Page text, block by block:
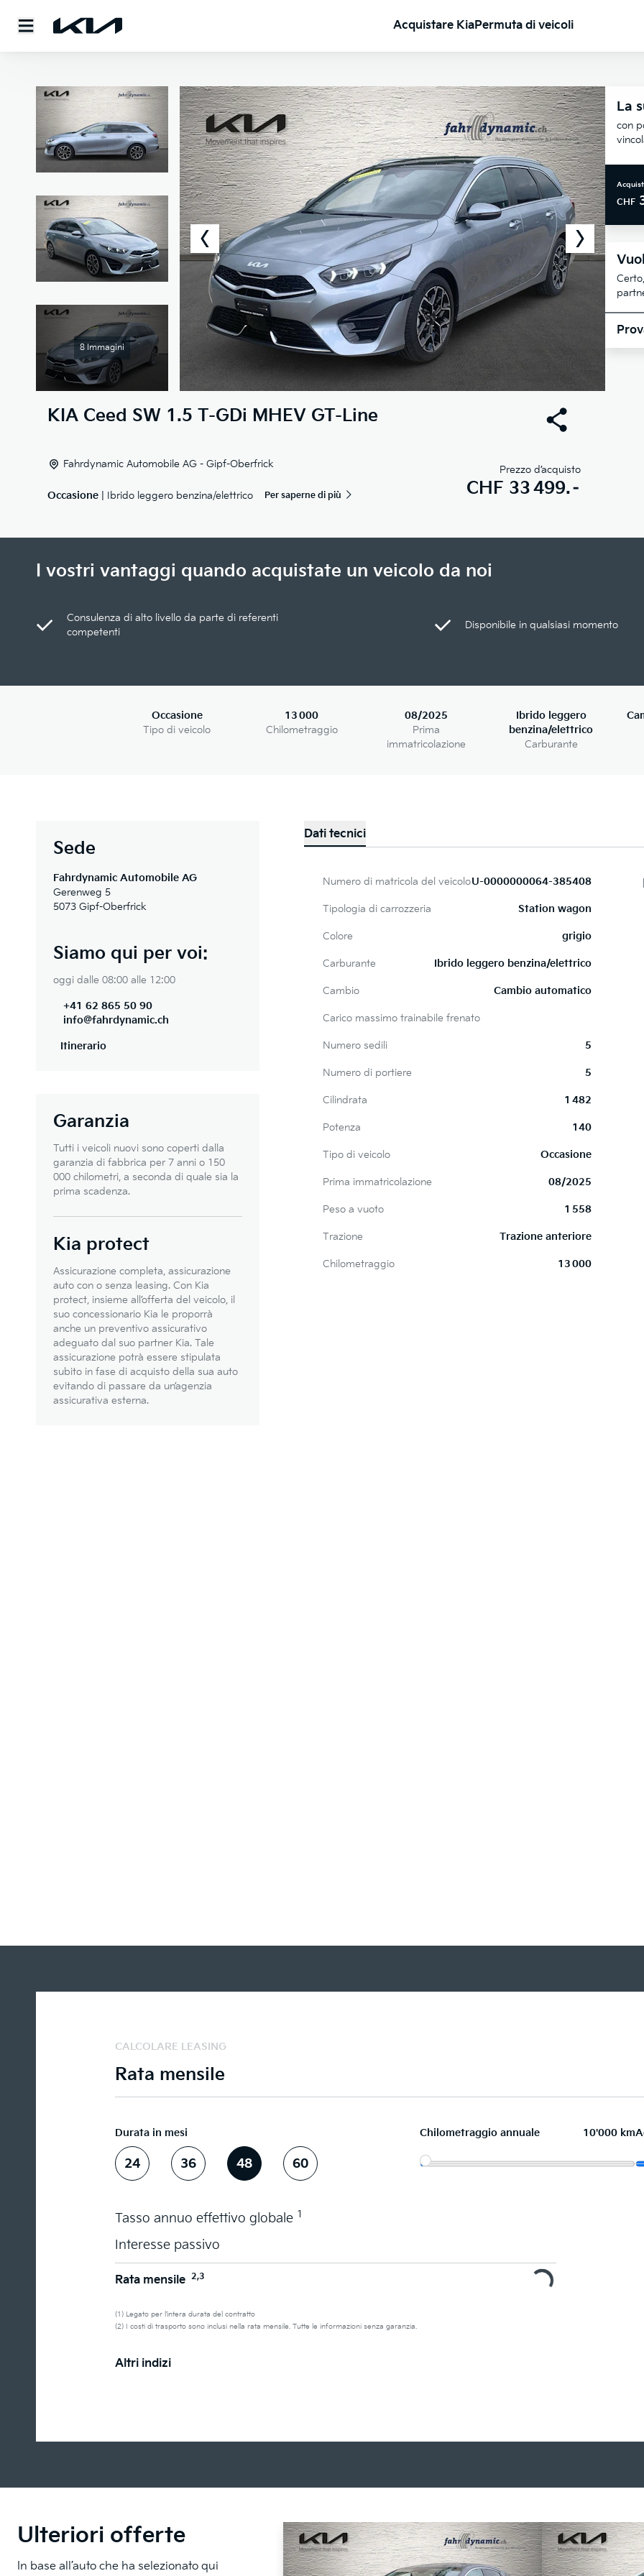
Acquistare KiaPermuta di veicoli
8 Immagini
KIA Ceed SW 1.5 T-GDi MHEV GT-Line
Fahrdynamic Automobile AG - Gipf-Oberfrick
Occasione | Ibrido leggero benzina/elettrico Per saperne di più
Prezzo d’acquisto
CHF 33 499.–
La
con
CHF
I vostri vantaggi quando acquistate un veicolo da noi
Consulenza di alto livello da parte di referenti
competenti
Disponibile in qualsiasi momento
Occasione
Tipo di veicolo
13 000
Chilometraggio
08/2025
Prima
immatricolazione
Ibrido leggero
benzina/elettrico
Carburante
Dati tecnici
Numero di matricola del veicoloU-0000000064-385408
Tipologia di carrozzeria Station wagon
Colore grigio
Carburante Ibrido leggero benzina/elettrico
Cambio Cambio automatico
Carico massimo trainabile frenato
Numero sedili 5
Numero di portiere 5
Cilindrata 1 482
Potenza 140
Tipo di veicolo Occasione
Prima immatricolazione 08/2025
Peso a vuoto 1 558
Trazione Trazione anteriore
Chilometraggio 13 000
Sede
Fahrdynamic Automobile AG
Gerenweg 5
5073 Gipf-Oberfrick
Siamo qui per voi:
oggi dalle 08:00 alle 12:00
+41 62 865 50 90
info@fahrdynamic.ch
Itinerario
Garanzia
Tutti i veicoli nuovi sono coperti dalla
garanzia di fabbrica per 7 anni o 150
000 chilometri, a seconda di quale sia la
prima scadenza.
Kia protect
Assicurazione completa, assicurazione
auto con o senza leasing. Con Kia
protect, insieme all’offerta del veicolo, il
suo concessionario Kia le proporrà
anche un preventivo assicurativo
adeguato dal suo partner Kia. Tale
assicurazione potrà essere stipulata
subito in fase di acquisto della sua auto
evitando di passare da un’agenzia
assicurativa esterna.
CALCOLARE LEASING
Rata mensile
Durata in mesi
24 36 48 60
Chilometraggio annuale 10'000 km
Tasso annuo effettivo globale 1
Interesse passivo
Rata mensile 2,3
(1) Legato per l’intera durata del contratto
(2) I costi di trasporto sono inclusi nella rata mensile. Tutte le informazioni senza garanzia.
Altri indizi
Ulteriori offerte
In base all’auto che ha selezionato qui